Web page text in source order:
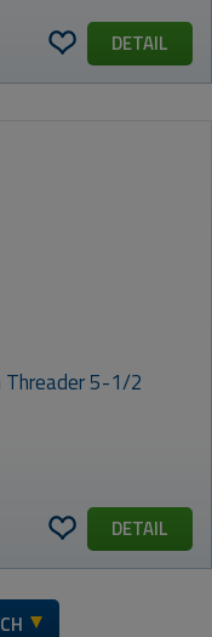
DETAIL
Threader 5-1/2
DETAIL